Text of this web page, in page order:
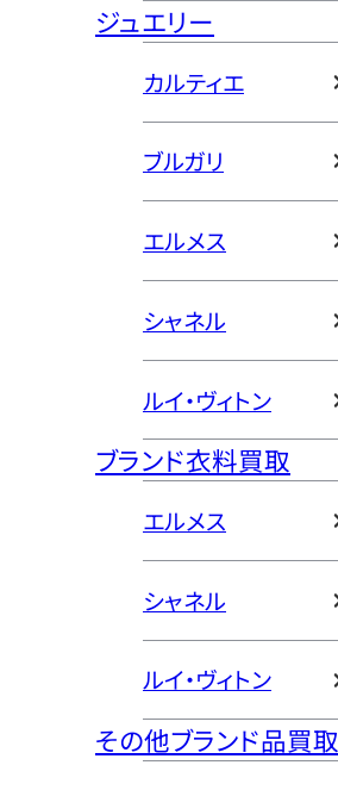
ジュエリー
カルティエ
ブルガリ
エルメス
シャネル
ルイ・ヴィトン
ブランド衣料買取
エルメス
シャネル
ルイ・ヴィトン
その他ブランド品買取